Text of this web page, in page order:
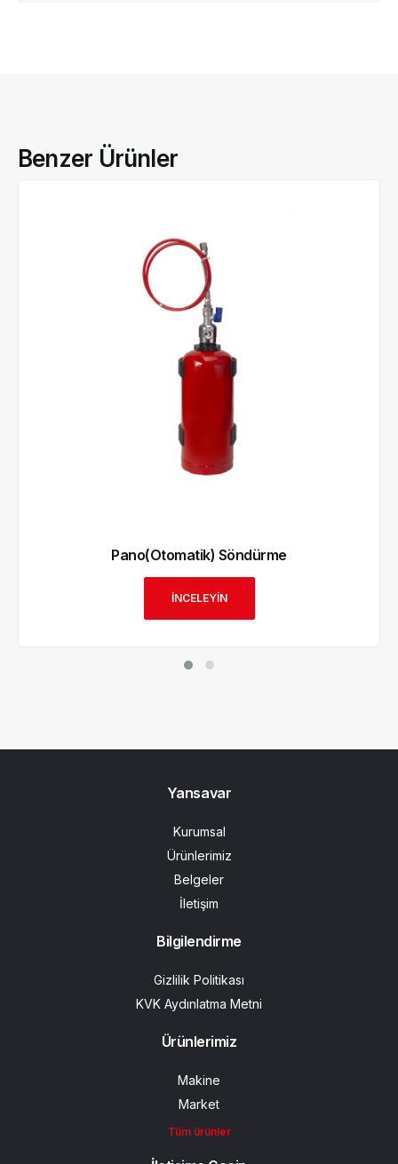
Benzer Ürünler
Pano(Otomatik) Söndürme
İNCELEYİN
Yansavar
Kurumsal
Ürünlerimiz
Belgeler
İletişim
Bilgilendirme
Gizlilik Politikası
KVK Aydınlatma Metni
Ürünlerimiz
Makine
Market
Tüm ürünler